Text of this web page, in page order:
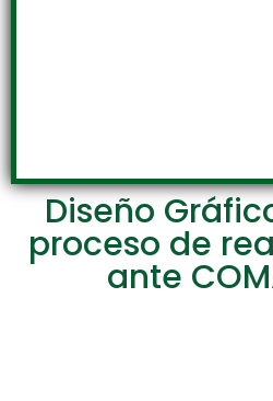
Diseño
proceso de
ante